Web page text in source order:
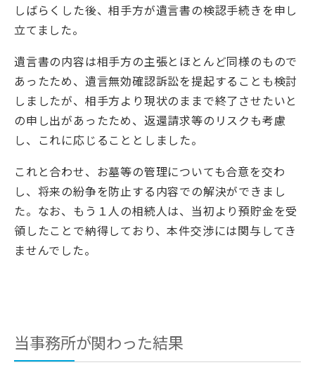
しばらくした後、相手方が遺言書の検認手続きを申し
立てました。
遺言書の内容は相手方の主張とほとんど同様のもので
あったため、遺言無効確認訴訟を提起することも検討
しましたが、相手方より現状のままで終了させたいと
の申し出があったため、返還請求等のリスクも考慮
し、これに応じることとしました。
これと合わせ、お墓等の管理についても合意を交わ
し、将来の紛争を防止する内容での解決ができまし
た。なお、もう１人の相続人は、当初より預貯金を受
領したことで納得しており、本件交渉には関与してき
ませんでした。
当事務所が関わった結果